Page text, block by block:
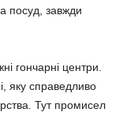
посуд, завжди
гончарні центри.
яку справедливо
Тут промисел